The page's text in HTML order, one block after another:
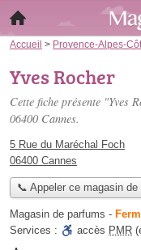
Accueil > Provence-Alpes-
Yves Rocher
Cette fiche présente "Yves
06400 Cannes.
5 Rue du Maréchal Foch
06400 Cannes
📞 Appeler ce magasin de
Magasin de parfums -
Services :
accès PMR